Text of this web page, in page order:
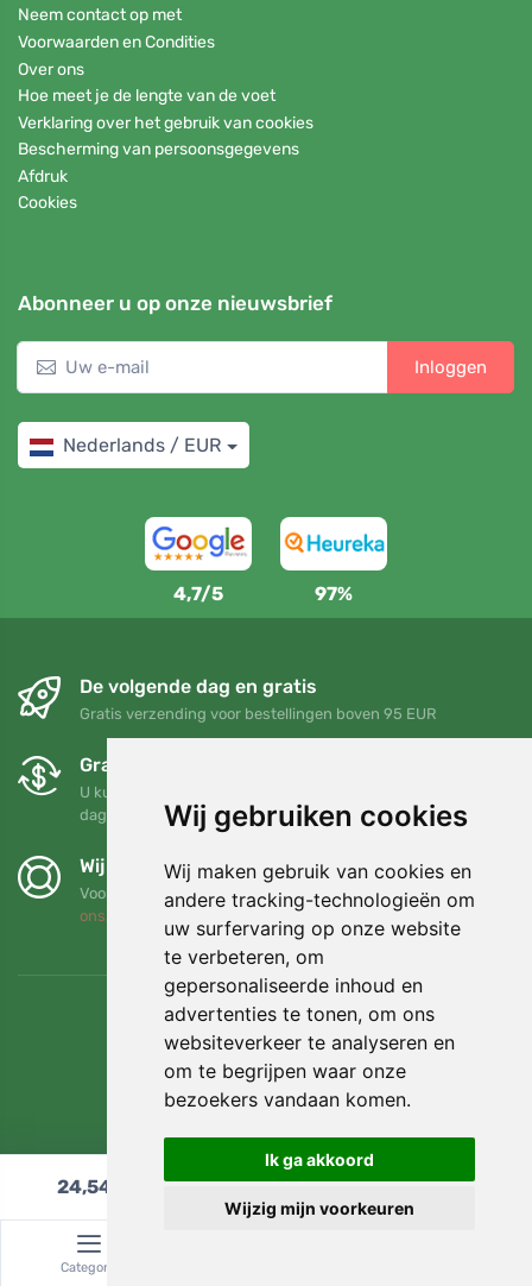
Wij gebruiken cookies
Wij maken gebruik van cookies en
andere tracking-technologieën om
uw surfervaring op onze website
te verbeteren, om
gepersonaliseerde inhoud en
advertenties te tonen, om ons
websiteverkeer te analyseren en
om te begrijpen waar onze
bezoekers vandaan komen.
Ik ga akkoord
Wijzig mijn voorkeuren
Neem contact op met
Voorwaarden en Condities
Over ons
Hoe meet je de lengte van de voet
Verklaring over het gebruik van cookies
Bescherming van persoonsgegevens
Afdruk
Cookies
Abonneer u op onze nieuwsbrief
Inloggen
Nederlands / EUR
4,7/5 97%
De volgende dag en gratis
Gratis verzending voor bestellingen boven 95 EUR
Gratis ruilen en retourneren
U kunt uw bestelling op elk gewenst moment binnen 90
dagen retourneren of ruilen
Wij steunen Trees.org
Voor elke bestelling planten we een boom! Lees meer Over
ons
24,54 In winkelwagen
Categorie